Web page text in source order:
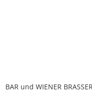
BAR und WIENER